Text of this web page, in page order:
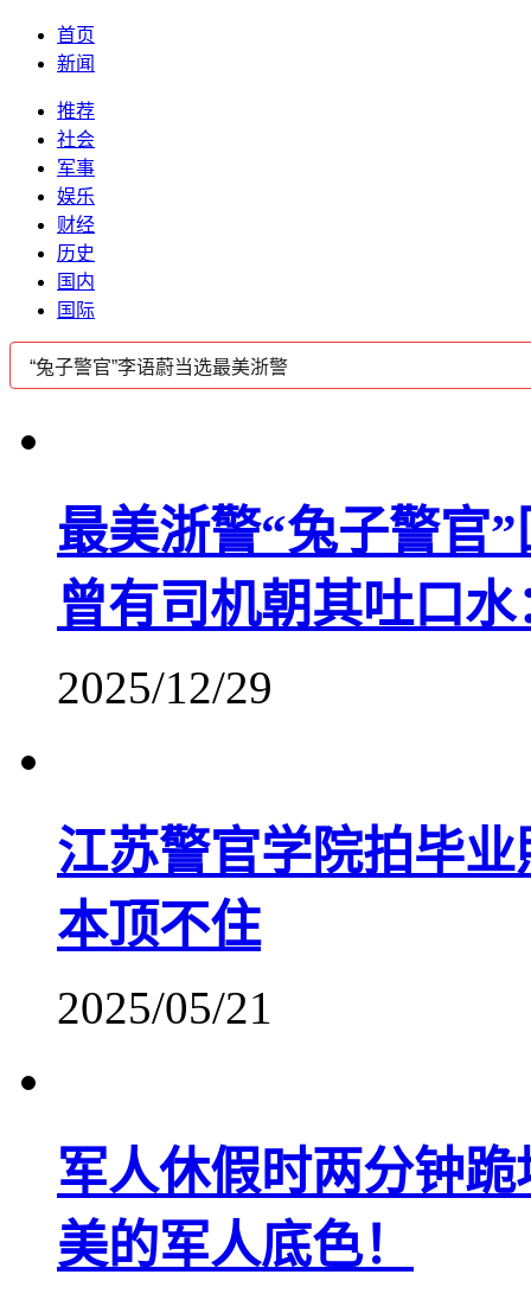
首页
新闻
推荐
社会
军事
娱乐
财经
历史
国内
国际
最美浙警“兔子警官
曾有司机朝其吐口
2025/12/29
江苏警官学院拍毕
本顶不住
2025/05/21
军人休假时两分钟
美的军人底色！